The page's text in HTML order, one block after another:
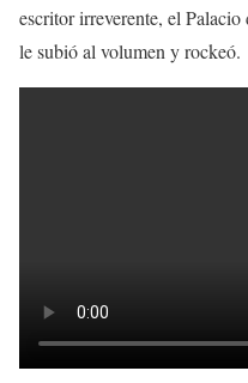
escritor irreverente, el
le subió al volumen y rockeó.